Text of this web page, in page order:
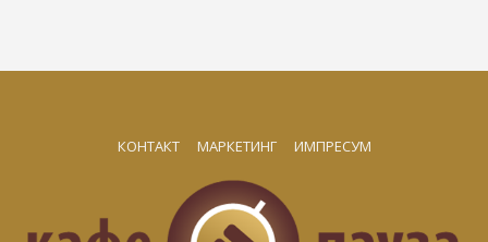
КОНТАКТ МАРКЕТИНГ ИМПРЕСУМ